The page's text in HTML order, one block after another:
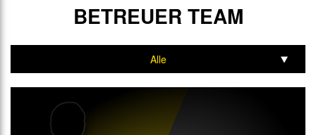
BETREUER TEAM
Alle
Trainer